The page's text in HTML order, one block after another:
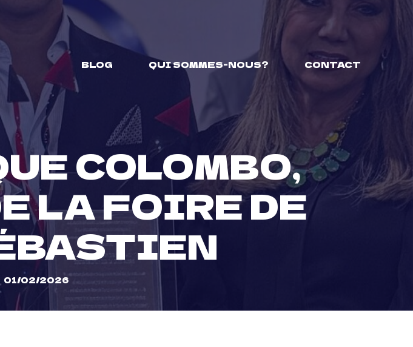
BLOG
QUI SOMMES-NOUS? CONTACT
COLOMBO,
LA FOIRE DE
01/02/2026